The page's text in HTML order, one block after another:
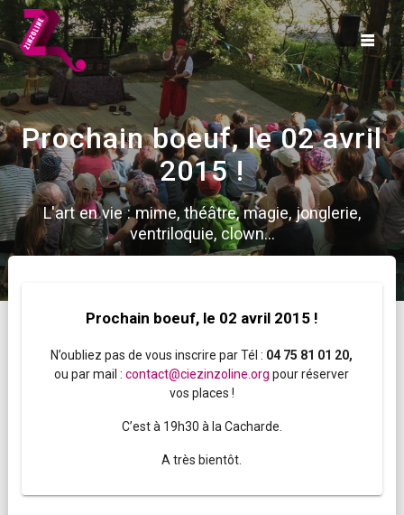
Skip
to
content
Prochain boeuf, le 02 avril
2015 !
L'art en vie : mime, théâtre, magie, jonglerie,
ventriloquie, clown...
Prochain boeuf, le 02 avril 2015 !
N’oubliez pas de vous inscrire par Tél : 04 75 81 01 20,
ou par mail :contact@ciezinzoline.org pour réserver
vos places !
C’est à 19h30 à la Cacharde.
A très bientôt.